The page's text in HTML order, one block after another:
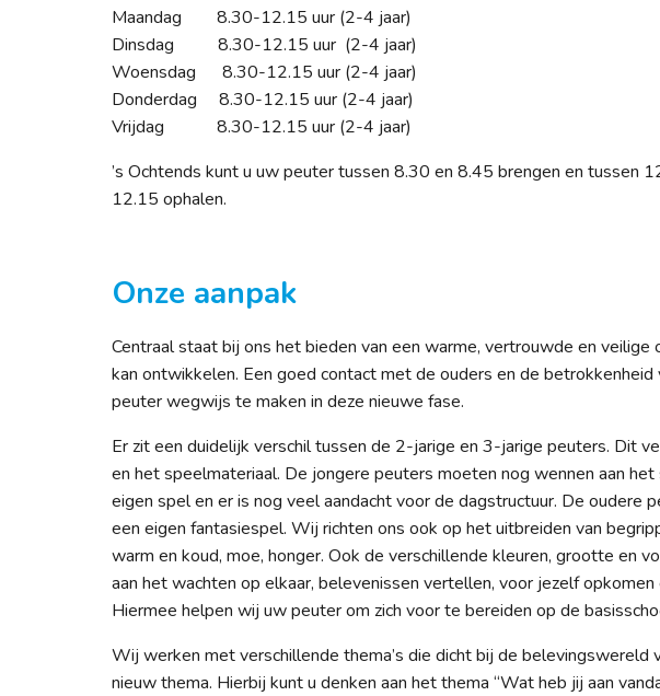
Maandag 8.30-12.15 uur (2-4 jaar)
Dinsdag 8.30-12.15 uur (2-4 jaar)
Woensdag 8.30-12.15 uur (2-4 jaar)
Donderdag 8.30-12.15 uur (2-4 jaar)
Vrijdag 8.30-12.15 uur (2-4 jaar)
’s Ochtends kunt u uw peuter tussen 8.30 en 8.45 brengen en tussen
12.15 ophalen.
Onze aanpak
Centraal staat bij ons het bieden van een warme, vertrouwde en
kan ontwikkelen. Een goed contact met de ouders en de
peuter wegwijs te maken in deze nieuwe fase.
Er zit een duidelijk verschil tussen de 2-jarige en 3-jarige peuters. Dit
en het speelmateriaal. De jongere peuters moeten nog wennen aan
eigen spel en er is nog veel aandacht voor de dagstructuur. De oudere
een eigen fantasiespel. Wij richten ons ook op het uitbreiden van
warm en koud, moe, honger. Ook de verschillende kleuren, grootte en
aan het wachten op elkaar, belevenissen vertellen, voor jezelf
Hiermee helpen wij uw peuter om zich voor te bereiden op de
Wij werken met verschillende thema’s die dicht bij de
nieuw thema. Hierbij kunt u denken aan het thema “Wat heb jij aan